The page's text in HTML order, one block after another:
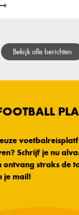
Bekijk alle berichten
Schrijf je nu
ontvang straks de
je mail!